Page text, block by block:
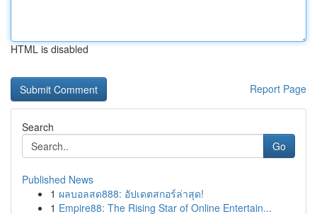
HTML is disabled
Report Page
Search
Go
Published News
1 ผลบอลสด888: อัปเดตสกอร์ล่าสุด!
1 Empire88: The Rising Star of Online Entertain...